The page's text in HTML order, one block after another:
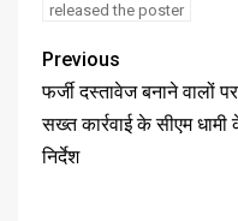
released the poster
Previous
फर्जी दस्तावेज बनाने वालों पर
सख्त कार्रवाई के सीएम धामी
निर्देश